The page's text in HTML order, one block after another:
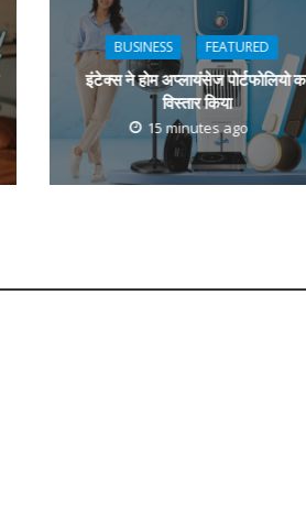
BUSINESS FEATURED
इंटेक्स ने होम अप्लायंसेज पोर्टफोलियो
विस्तार किया
15 minutes ago